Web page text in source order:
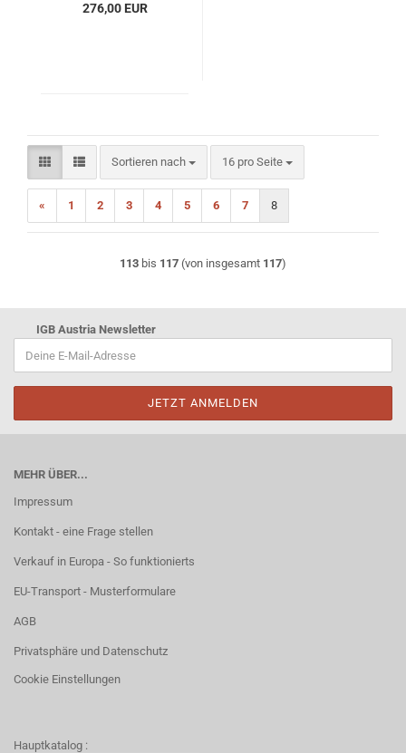
276,00 EUR
Sortieren nach
Sortieren nach 16 pro Seite
pro Seite
« 1 2 3 4 5 6 7 8
113 bis 117 (von insgesamt 117)
IGB Austria Newsletter
MEHR ÜBER...
Impressum
Kontakt - eine Frage stellen
Verkauf in Europa - So funktionierts
EU-Transport - Musterformulare
AGB
Privatsphäre und Datenschutz
Cookie Einstellungen
Hauptkatalog :